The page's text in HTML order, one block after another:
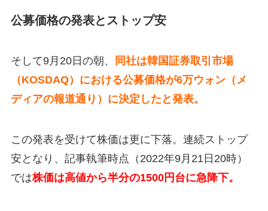
公募価格の発表とストップ安
そして9月20日の朝、
同社は韓国証券取引市場
（KOSDAQ）における公募価格が6万ウォン（メ
ディアの報道通り）に決定したと発表。
この発表を受けて株価は更に下落。連続ストップ
安となり、記事執筆時点（2022年9月21日20時）
では株価は高値から半分の1500円台に急降下。